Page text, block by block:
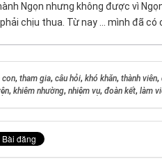
Ngọn nhưng không được vì
chịu thua. Từ nay ... mình đã
con, tham gia, câu hỏi, khó khăn, thành viên,
, khiêm nhường, nhiệm vụ, đoàn kết, làm